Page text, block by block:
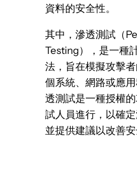
資料的安全性。
其中，滲透測試（
Testing），是一種
法，旨在模擬攻擊
個系統、網路或應
透測試是一種授權
試人員進行，以確
並提供建議以改善安